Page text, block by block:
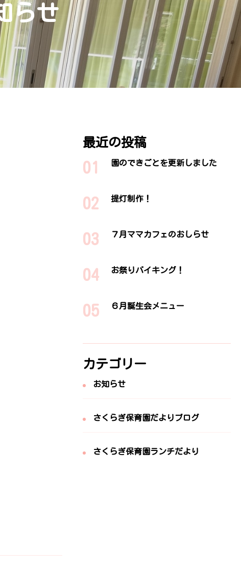
らせ
最近の投稿
園のできごとを更新しました
提灯制作！
７月ママカフェのおしらせ
お祭りバイキング！
６月誕生会メニュー
カテゴリー
お知らせ
さくらぎ保育園だよりブログ
さくらぎ保育園ランチだより